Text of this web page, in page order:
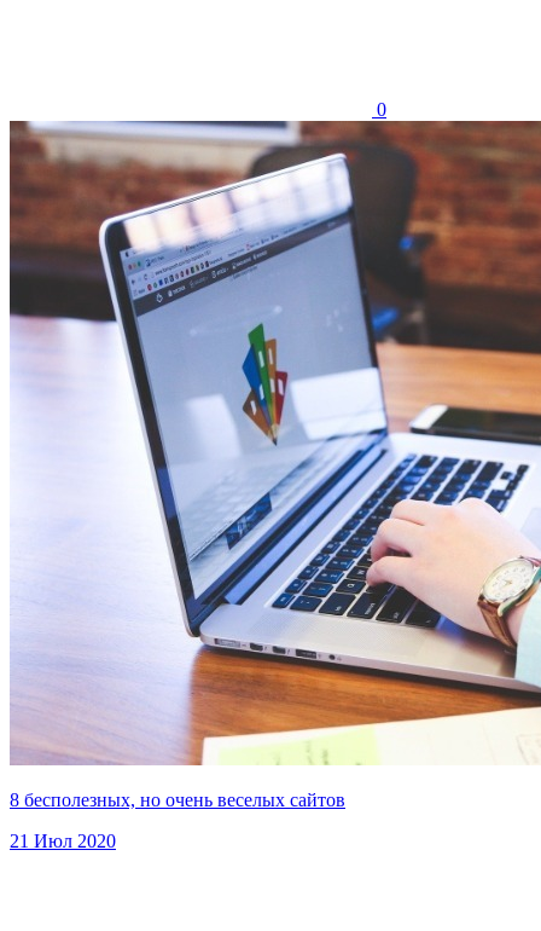
0
8 бесполезных, но очень веселых сайтов
21 Июл 2020